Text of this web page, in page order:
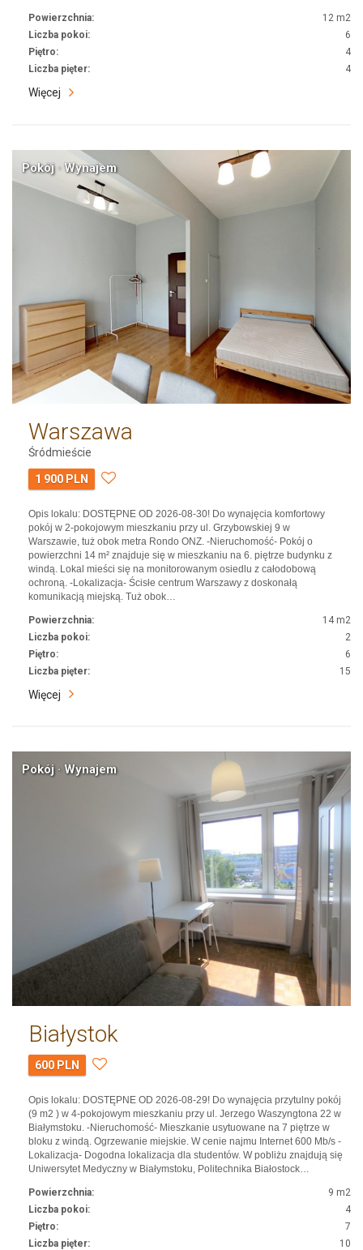
Powierzchnia:
12 m2
Liczba pokoi:
6
Piętro:
4
Liczba pięter:
4
Więcej
Pokój · Wynajem
Warszawa
Śródmieście
1 900 PLN
Opis lokalu: DOSTĘPNE OD 2026-08-30! Do wynajęcia komfortowy
pokój w 2-pokojowym mieszkaniu przy ul. Grzybowskiej 9 w
Warszawie, tuż obok metra Rondo ONZ. -Nieruchomość- Pokój o
powierzchni 14 m² znajduje się w mieszkaniu na 6. piętrze budynku z
windą. Lokal mieści się na monitorowanym osiedlu z całodobową
ochroną. -Lokalizacja- Ścisłe centrum Warszawy z doskonałą
komunikacją miejską. Tuż obok…
Powierzchnia:
14 m2
Liczba pokoi:
2
Piętro:
6
Liczba pięter:
15
Więcej
Pokój · Wynajem
Białystok
600 PLN
Opis lokalu: DOSTĘPNE OD 2026-08-29! Do wynajęcia przytulny pokój
(9 m2 ) w 4-pokojowym mieszkaniu przy ul. Jerzego Waszyngtona 22 w
Białymstoku. -Nieruchomość- Mieszkanie usytuowane na 7 piętrze w
bloku z windą. Ogrzewanie miejskie. W cenie najmu Internet 600 Mb/s -
Lokalizacja- Dogodna lokalizacja dla studentów. W pobliżu znajdują się
Uniwersytet Medyczny w Białymstoku, Politechnika Białostock…
Powierzchnia:
9 m2
Liczba pokoi:
4
Piętro:
7
Liczba pięter:
10